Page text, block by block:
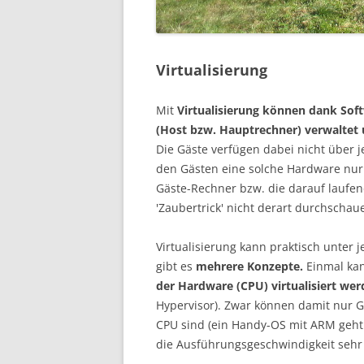
Virtualisierung
Mit Virtualisierung können dank
(Host bzw. Hauptrechner) verwaltet
Die Gäste verfügen dabei nicht über
den Gästen eine solche Hardware
Gäste-Rechner bzw. die darauf
'Zaubertrick' nicht derart
Virtualisierung kann praktisch unter
gibt es mehrere Konzepte. Einmal
der Hardware (CPU) virtualisiert
Hypervisor). Zwar können damit nur
CPU sind (ein Handy-OS mit ARM
die Ausführungsgeschwindigkeit